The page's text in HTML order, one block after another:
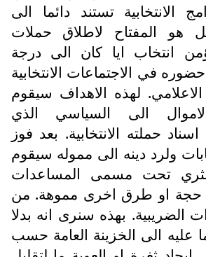
الانتخابية تستند دائما الى
هو المفتاح لاطلاق حملات
انتخاب ايا كان الى درجة
في الاجتماعات الانتخابية
لهذه الاهداف سيقوم
الى السياسي الذي
حملته الانتخابية. بعد فوز
ولرد دينه الى مموله سيقوم
تحت مسمى المساعدات
حجة او طرق اخرى مموهة. من
الضريبية. بهذه سنرى انه بدلا
عليه الى الخزينة العامة حسب